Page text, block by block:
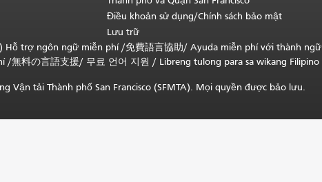
Điều khoản sử dụng/Chính sách bảo mật
Lưu trữ
Hỗ trợ ngôn ngữ miễn phí /免費語言協助/ Ayuda miễn phí với thành ngữ
/無料の言語支援/ 무료 언어 지원 / Libreng tulong para sa wikang Filipino
Vận tải Thành phố San Francisco (SFMTA). Mọi quyền được bảo lưu.